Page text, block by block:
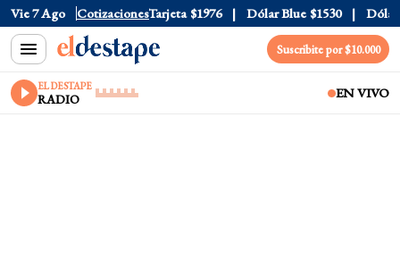
Vie 7 Ago Cotizaciones
$1520 Dólar Tarjeta $1976 Dólar Blue $1530 Dólar
Suscribite por $10.000
EL DESTAPE
RADIO EN VIVO